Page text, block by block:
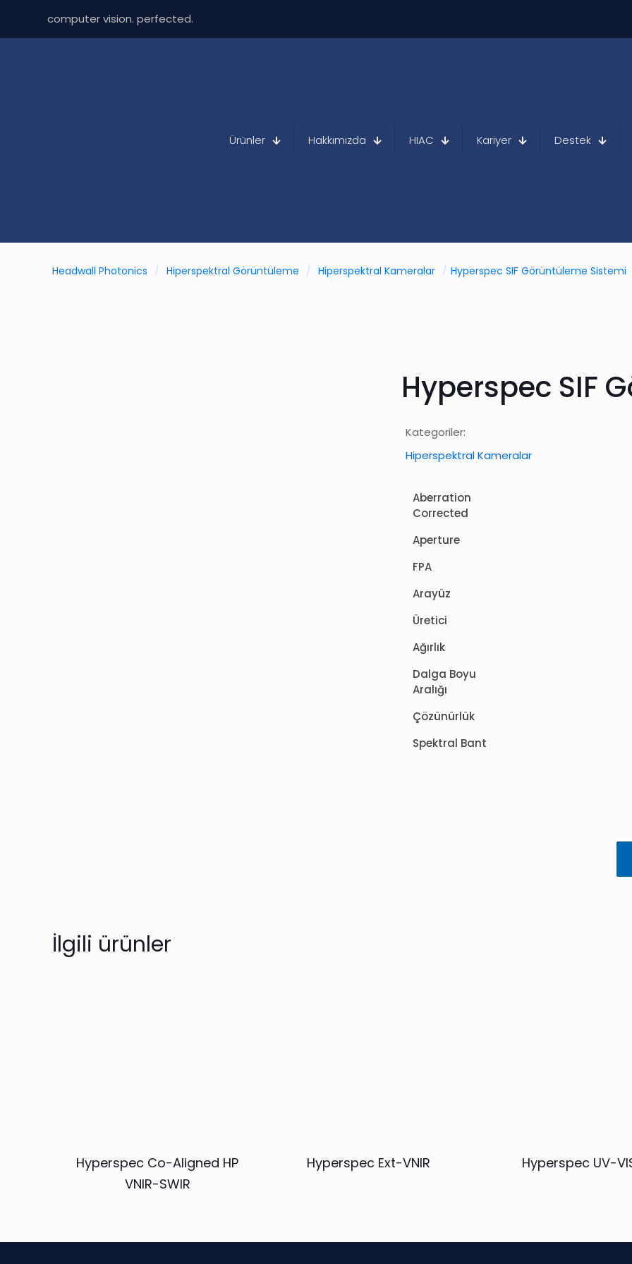
computer vision. perfected.
Ürünler Hakkımızda HIAC Kariyer Destek
Headwall Photonics / Hiperspektral Görüntüleme / Hiperspektral Kameralar / Hyperspec SIF Görüntüleme Sistemi
Hyperspec SIF
Kategoriler:
Hiperspektral Kameralar
Aberration
Corrected
Aperture
FPA
Arayüz
Üretici
Ağırlık
Dalga Boyu
Aralığı
Çözünürlük
Spektral Bant
İlgili ürünler
Hyperspec Co-Aligned HP
VNIR-SWIR
Hyperspec Ext-VNIR Hyperspec UV-